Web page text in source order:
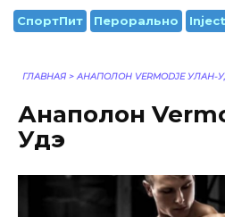
СпортПит Перорально Inject
ГЛАВНАЯ > АНАПОЛОН VERMODJE УЛАН-
Анаполон
Удэ